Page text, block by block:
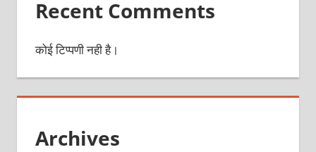
Recent Comments
कोई टिप्पणी नही है।
Archives